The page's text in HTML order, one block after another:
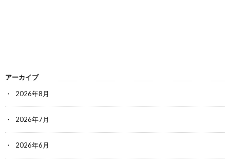
アーカイブ
2026年8月
2026年7月
2026年6月